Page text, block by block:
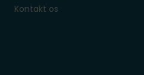
Kontakt os